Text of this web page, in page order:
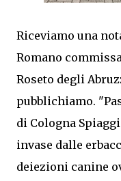
Riceviamo una
Romano
Roseto degli
pubblichiamo.
di Cologna
invase dalle
deiezioni canine